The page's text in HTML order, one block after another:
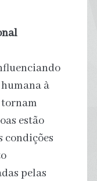
à
tornam
estão
condições
pelas